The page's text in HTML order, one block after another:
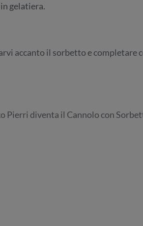
gelatiera.
accanto il sorbetto e completare
Pierri diventa il Cannolo con